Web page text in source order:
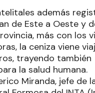
además
de Este a Oeste y
más con los
la ceniza viene
trayendo también
la salud humana.
Miranda, jefe de